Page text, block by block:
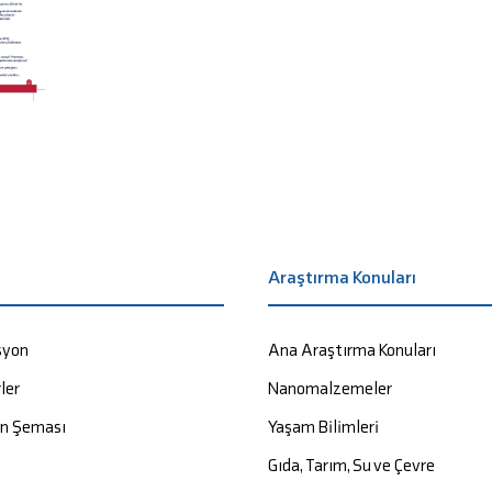
Şeması
Araştırma Konuları
Ana Araştırma Konuları
Nanomalzemeler
Yaşam Bilimleri
Gıda, Tarım, Su ve Çevre